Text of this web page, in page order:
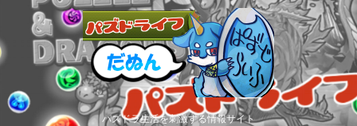
パズドラ生活を刺激する情報サイト